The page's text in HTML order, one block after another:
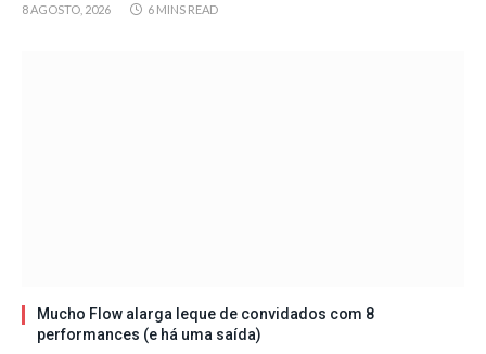
8 AGOSTO, 2026 6 MINS READ
Mucho Flow alarga leque de convidados com 8
performances (e há uma saída)